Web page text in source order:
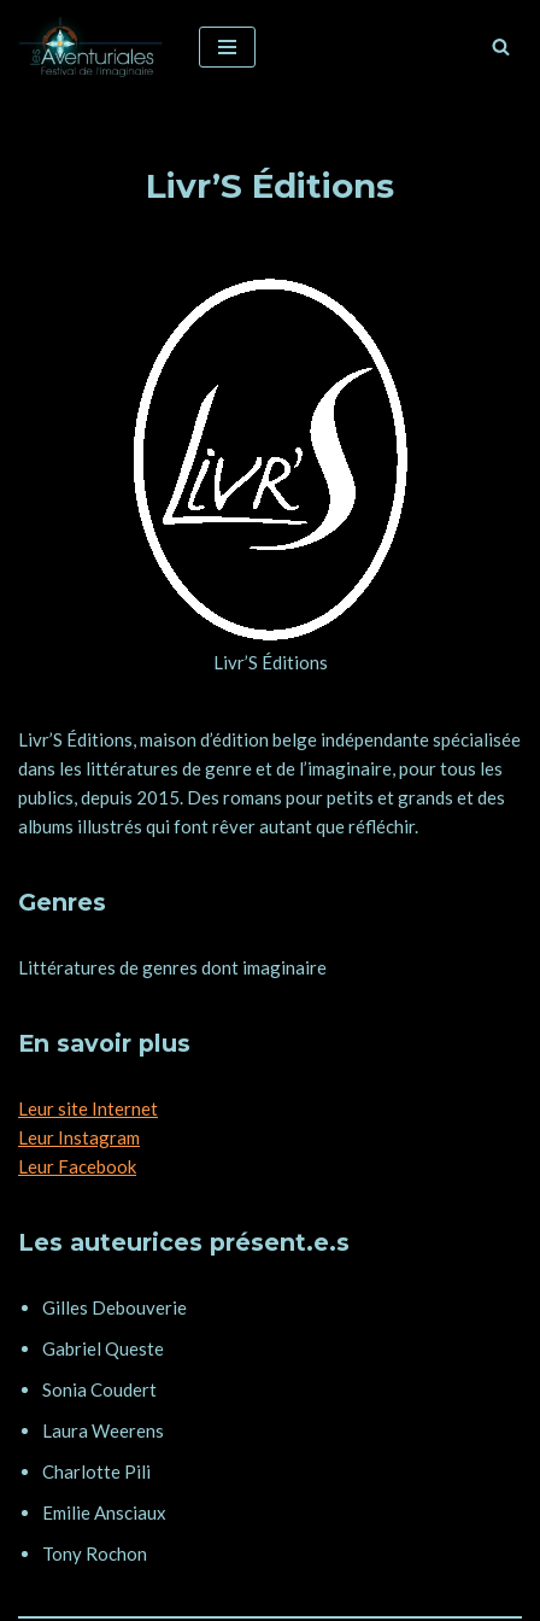
Aller
Livr’S Éditions
Livr’S Éditions
Livr’S Éditions, maison d’édition belge indépendante spécialisée
dans les littératures de genre et de l’imaginaire, pour tous les
publics, depuis 2015. Des romans pour petits et grands et des
albums illustrés qui font rêver autant que réfléchir.
Genres
Littératures de genres dont imaginaire
En savoir plus
Leur site Internet
Leur Instagram
Leur Facebook
Les auteurices présent.e.s
Gilles Debouverie
Gabriel Queste
Sonia Coudert
Laura Weerens
Charlotte Pili
Emilie Ansciaux
Tony Rochon